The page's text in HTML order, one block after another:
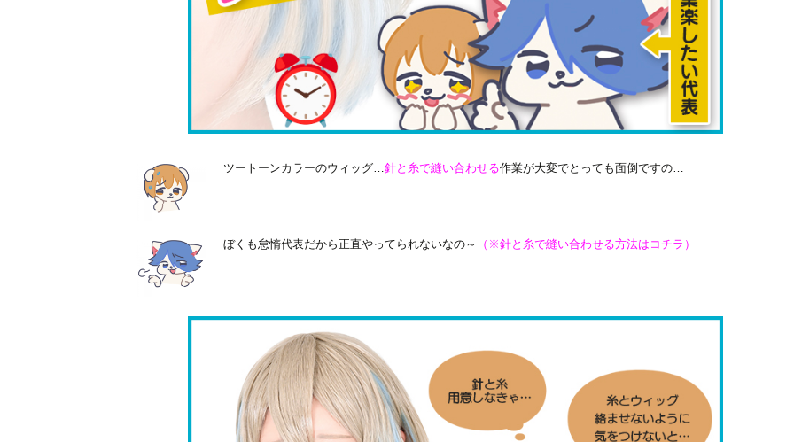
ツートーンカラーのウィッグ… 針と糸で縫い合わせる作業が大変でとっても面倒ですの…
ぼくも怠惰代表だから正直やってられないなの～ （※針と糸で縫い合わせる方法はコチラ）